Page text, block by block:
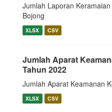
Jumlah Laporan
Bojong
XLSX CSV
Jumlah Aparat
Tahun 2022
Jumlah Aparat Keamanan
XLSX CSV